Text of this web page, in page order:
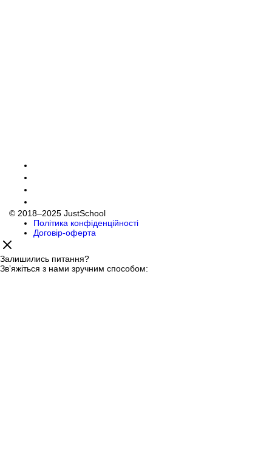
© 2018–2025 JustSchool
Політика конфіденційності
Договір-оферта
Залишились питання?
Звʼяжіться з нами зручним способом: